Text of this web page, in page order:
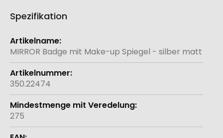
Spezifikation
Weitere
Informationen
MIRROR Badge mit Make-up Spiegel - silber matt
350.22474
275